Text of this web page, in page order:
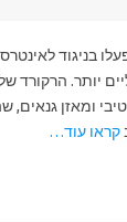
בניגוד
יותר. הרקורד
אחמד טיבי
קראו עוד…